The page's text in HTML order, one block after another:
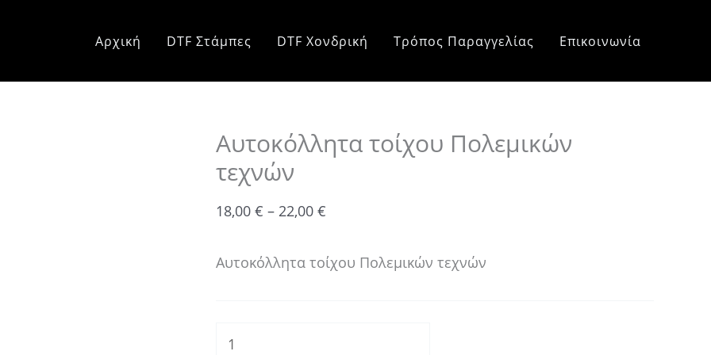
Αρχική DTF Στάμπες DTF Χονδρική Τρόπος Παραγγελίας Επικοινωνία
Αυτοκόλλητα τοίχου Πολεμικών
τεχνών
18,00 € – 22,00 €
range:
Αυτοκόλλητα τοίχου Πολεμικών τεχνών
τοίχου